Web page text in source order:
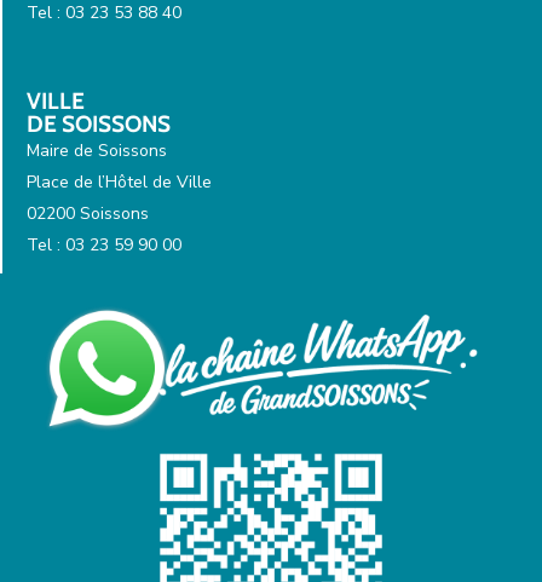
Tel : 03 23 53 88 40
VILLE
DE SOISSONS
Maire de Soissons
Place de l’Hôtel de Ville
02200 Soissons
Tel : 03 23 59 90 00